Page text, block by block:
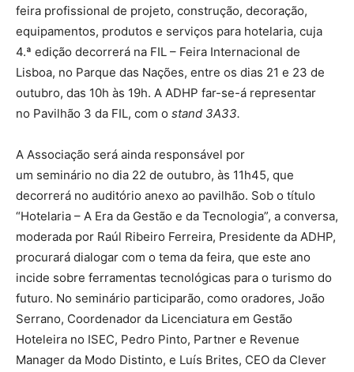
feira profissional de projeto, construção, decoração,
equipamentos, produtos e serviços para hotelaria, cuja
4.ª edição decorrerá na FIL – Feira Internacional de
Lisboa, no Parque das Nações, entre os dias 21 e 23 de
outubro, das 10h às 19h. A ADHP far-se-á representar
no Pavilhão 3 da FIL, com o stand 3A33.
A Associação será ainda responsável por
um seminário no dia 22 de outubro, às 11h45, que
decorrerá no auditório anexo ao pavilhão. Sob o título
“Hotelaria – A Era da Gestão e da Tecnologia”, a conversa,
moderada por Raúl Ribeiro Ferreira, Presidente da ADHP,
procurará dialogar com o tema da feira, que este ano
incide sobre ferramentas tecnológicas para o turismo do
futuro. No seminário participarão, como oradores, João
Serrano, Coordenador da Licenciatura em Gestão
Hoteleira no ISEC, Pedro Pinto, Partner e Revenue
Manager da Modo Distinto, e Luís Brites, CEO da Clever